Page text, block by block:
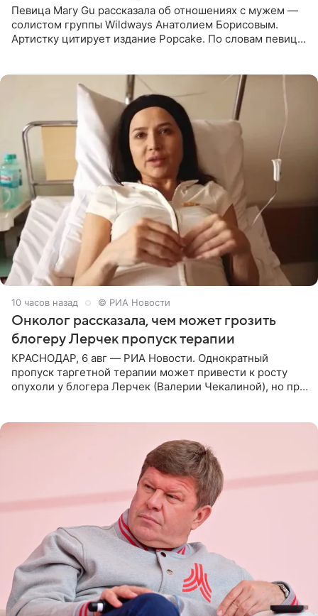
Певица Mary Gu рассказала об отношениях с мужем —
солистом группы Wildways Анатолием Борисовым.
Артистку цитирует издание Popcake. По словам певицы,
10 часов назад © РИА Новости
Онколог рассказала, чем может грозить
блогеру Лерчек пропуск терапии
КРАСНОДАР, 6 авг — РИА Новости. Однократный
пропуск таргетной терапии может привести к росту
опухоли у блогера Лерчек (Валерии Чекалиной), но при